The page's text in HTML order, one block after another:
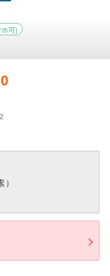
ホ可)